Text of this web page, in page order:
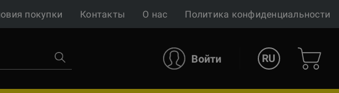
покупки Контакты О нас Политика конфиденциальности
Войти RU